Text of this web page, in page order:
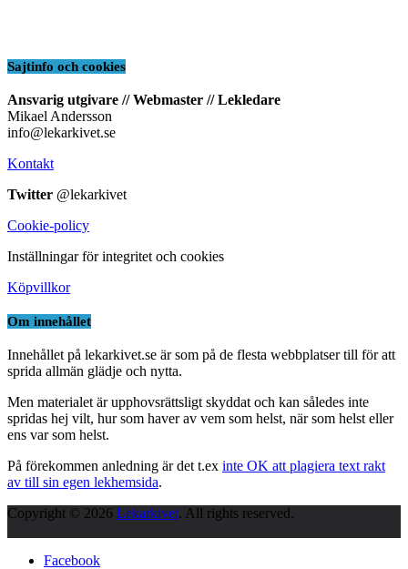
Sajtinfo och cookies
Ansvarig utgivare // Webmaster // Lekledare
Mikael Andersson
info@lekarkivet.se
Kontakt
Twitter @lekarkivet
Cookie-policy
Inställningar för integritet och cookies
Köpvillkor
Om innehållet
Innehållet på lekarkivet.se är som på de flesta webbplatser till för att
sprida allmän glädje och nytta.
Men materialet är upphovsrättsligt skyddat och kan således inte
spridas hej vilt, hur som haver av vem som helst, när som helst eller
ens var som helst.
På förekommen anledning är det t.ex inte OK att plagiera text rakt
av till sin egen lekhemsida.
Copyright © 2026 Lekarkivet. All rights reserved.
Facebook